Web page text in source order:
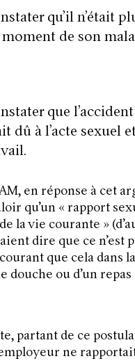
qu’il n’était
moment de son
que
dû à l’acte sexuel
en réponse à cet
qu’un «rapport
la vie courante »
dire que ce n’est
que cela dans
douche ou d’un repas
partant de ce
ne